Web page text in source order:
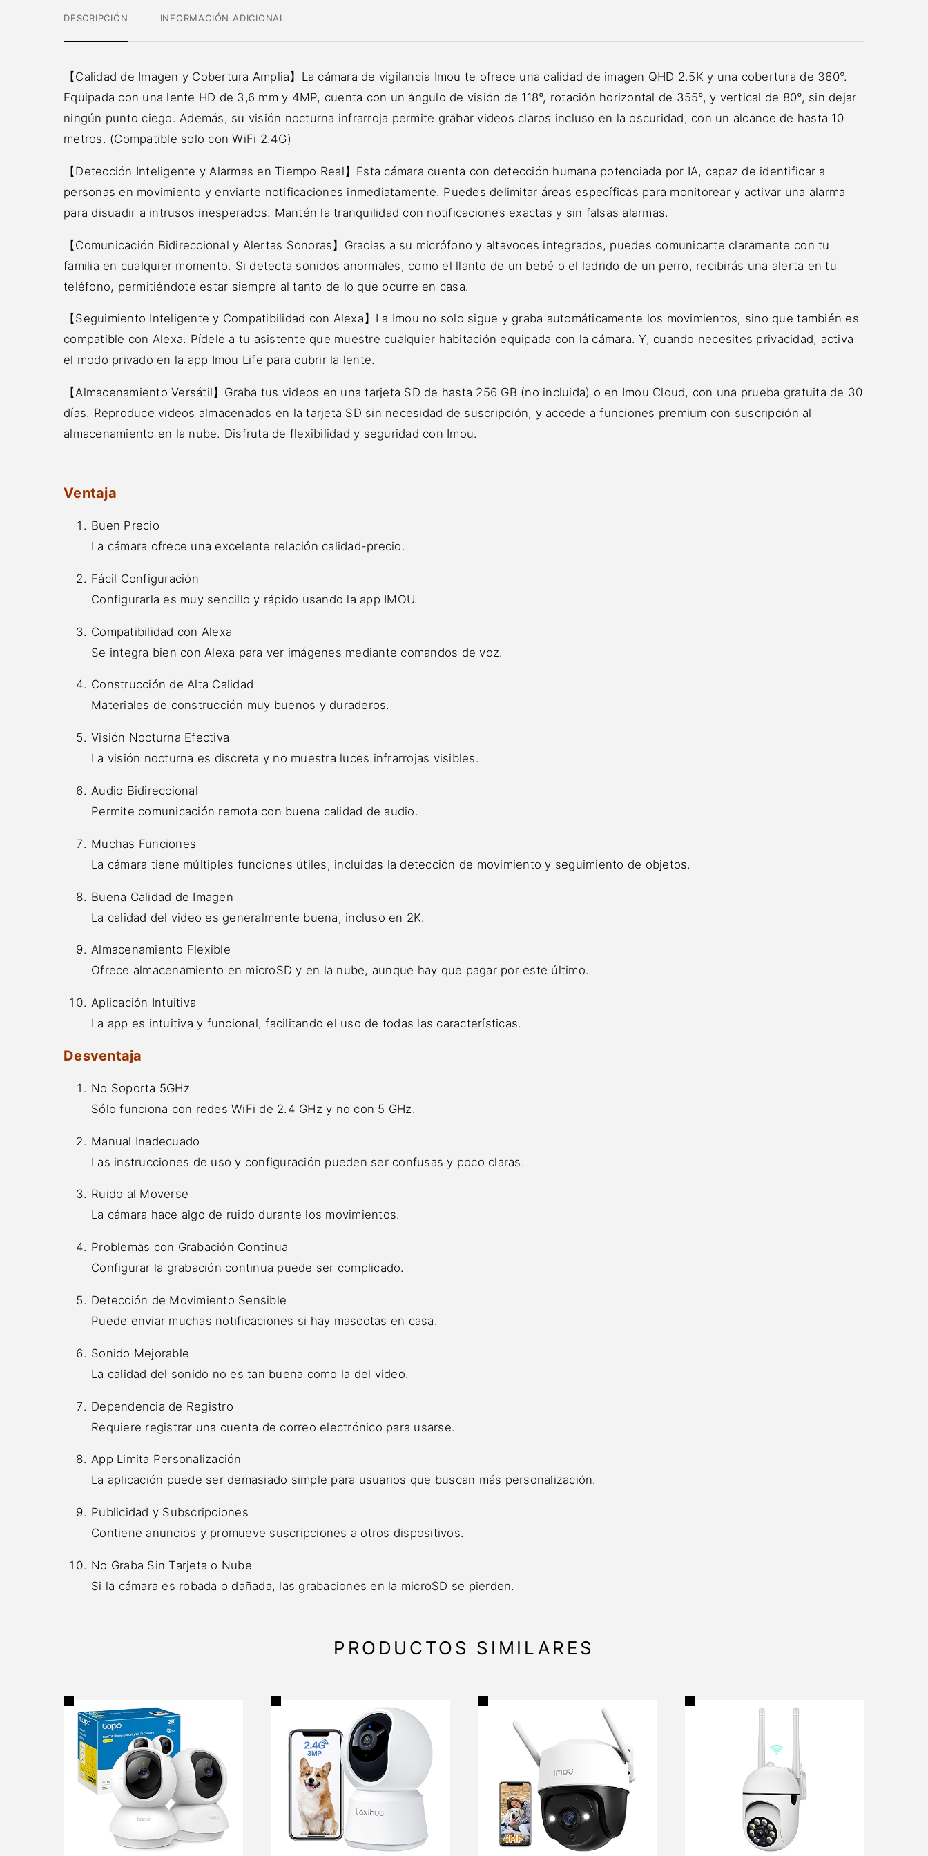
DESCRIPCIÓN INFORMACIÓN ADICIONAL
【Calidad de Imagen y Cobertura Amplia】La cámara de vigilancia Imou te ofrece una calidad de imagen QHD 2.5K y una cobertura de 360°.
Equipada con una lente HD de 3,6 mm y 4MP, cuenta con un ángulo de visión de 118°, rotación horizontal de 355°, y vertical de 80°, sin dejar
ningún punto ciego. Además, su visión nocturna infrarroja permite grabar videos claros incluso en la oscuridad, con un alcance de hasta 10
metros. (Compatible solo con WiFi 2.4G)
【Detección Inteligente y Alarmas en Tiempo Real】Esta cámara cuenta con detección humana potenciada por IA, capaz de identificar a
personas en movimiento y enviarte notificaciones inmediatamente. Puedes delimitar áreas específicas para monitorear y activar una alarma
para disuadir a intrusos inesperados. Mantén la tranquilidad con notificaciones exactas y sin falsas alarmas.
【Comunicación Bidireccional y Alertas Sonoras】Gracias a su micrófono y altavoces integrados, puedes comunicarte claramente con tu
familia en cualquier momento. Si detecta sonidos anormales, como el llanto de un bebé o el ladrido de un perro, recibirás una alerta en tu
teléfono, permitiéndote estar siempre al tanto de lo que ocurre en casa.
【Seguimiento Inteligente y Compatibilidad con Alexa】La Imou no solo sigue y graba automáticamente los movimientos, sino que también es
compatible con Alexa. Pídele a tu asistente que muestre cualquier habitación equipada con la cámara. Y, cuando necesites privacidad, activa
el modo privado en la app Imou Life para cubrir la lente.
【Almacenamiento Versátil】Graba tus videos en una tarjeta SD de hasta 256 GB (no incluida) o en Imou Cloud, con una prueba gratuita de 30
días. Reproduce videos almacenados en la tarjeta SD sin necesidad de suscripción, y accede a funciones premium con suscripción al
almacenamiento en la nube. Disfruta de flexibilidad y seguridad con Imou.
Ventaja
Buen Precio
La cámara ofrece una excelente relación calidad-precio.
Fácil Configuración
Configurarla es muy sencillo y rápido usando la app IMOU.
Compatibilidad con Alexa
Se integra bien con Alexa para ver imágenes mediante comandos de voz.
Construcción de Alta Calidad
Materiales de construcción muy buenos y duraderos.
Visión Nocturna Efectiva
La visión nocturna es discreta y no muestra luces infrarrojas visibles.
Audio Bidireccional
Permite comunicación remota con buena calidad de audio.
Muchas Funciones
La cámara tiene múltiples funciones útiles, incluidas la detección de movimiento y seguimiento de objetos.
Buena Calidad de Imagen
La calidad del video es generalmente buena, incluso en 2K.
Almacenamiento Flexible
Ofrece almacenamiento en microSD y en la nube, aunque hay que pagar por este último.
Aplicación Intuitiva
La app es intuitiva y funcional, facilitando el uso de todas las características.
Desventaja
No Soporta 5GHz
Sólo funciona con redes WiFi de 2.4 GHz y no con 5 GHz.
Manual Inadecuado
Las instrucciones de uso y configuración pueden ser confusas y poco claras.
Ruido al Moverse
La cámara hace algo de ruido durante los movimientos.
Problemas con Grabación Continua
Configurar la grabación continua puede ser complicado.
Detección de Movimiento Sensible
Puede enviar muchas notificaciones si hay mascotas en casa.
Sonido Mejorable
La calidad del sonido no es tan buena como la del video.
Dependencia de Registro
Requiere registrar una cuenta de correo electrónico para usarse.
App Limita Personalización
La aplicación puede ser demasiado simple para usuarios que buscan más personalización.
Publicidad y Subscripciones
Contiene anuncios y promueve suscripciones a otros dispositivos.
No Graba Sin Tarjeta o Nube
Si la cámara es robada o dañada, las grabaciones en la microSD se pierden.
PRODUCTOS SIMILARES